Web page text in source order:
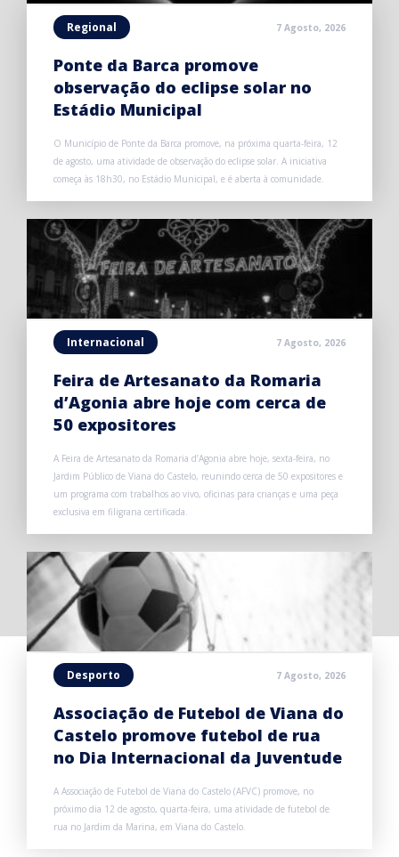
Regional 7 Agosto, 2026
Ponte da Barca promove
observação do eclipse solar no
Estádio Municipal
O Município de Ponte da Barca promove, na próxima quarta-feira, 12
de agosto, uma atividade de observação do eclipse solar. A iniciativa
começa às 18h30, no Estádio Municipal, e é aberta à comunidade.
Internacional 7 Agosto, 2026
Feira de Artesanato da Romaria
d’Agonia abre hoje com cerca de
50 expositores
A Feira de Artesanato da Romaria d’Agonia abre hoje, sexta-feira, no
Jardim Público de Viana do Castelo, reunindo cerca de 50 expositores e
um programa com trabalhos ao vivo, oficinas para crianças e uma peça
exclusiva em filigrana certificada.
Desporto 7 Agosto, 2026
Associação de Futebol de Viana do
Castelo promove futebol de rua
no Dia Internacional da Juventude
A Associação de Futebol de Viana do Castelo (AFVC) promove, no
próximo dia 12 de agosto, quarta-feira, uma atividade de futebol de
rua no Jardim da Marina, em Viana do Castelo.